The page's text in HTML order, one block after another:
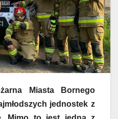
Miasta Bornego
jednostek z